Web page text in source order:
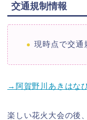
交通規制情報
現時点で交通
→阿賀野川あきはな
楽しい花火大会の後